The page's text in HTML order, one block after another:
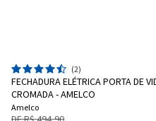
(2)
FECHADURA ELÉTRICA PORTA DE
CROMADA - AMELCO
Amelco